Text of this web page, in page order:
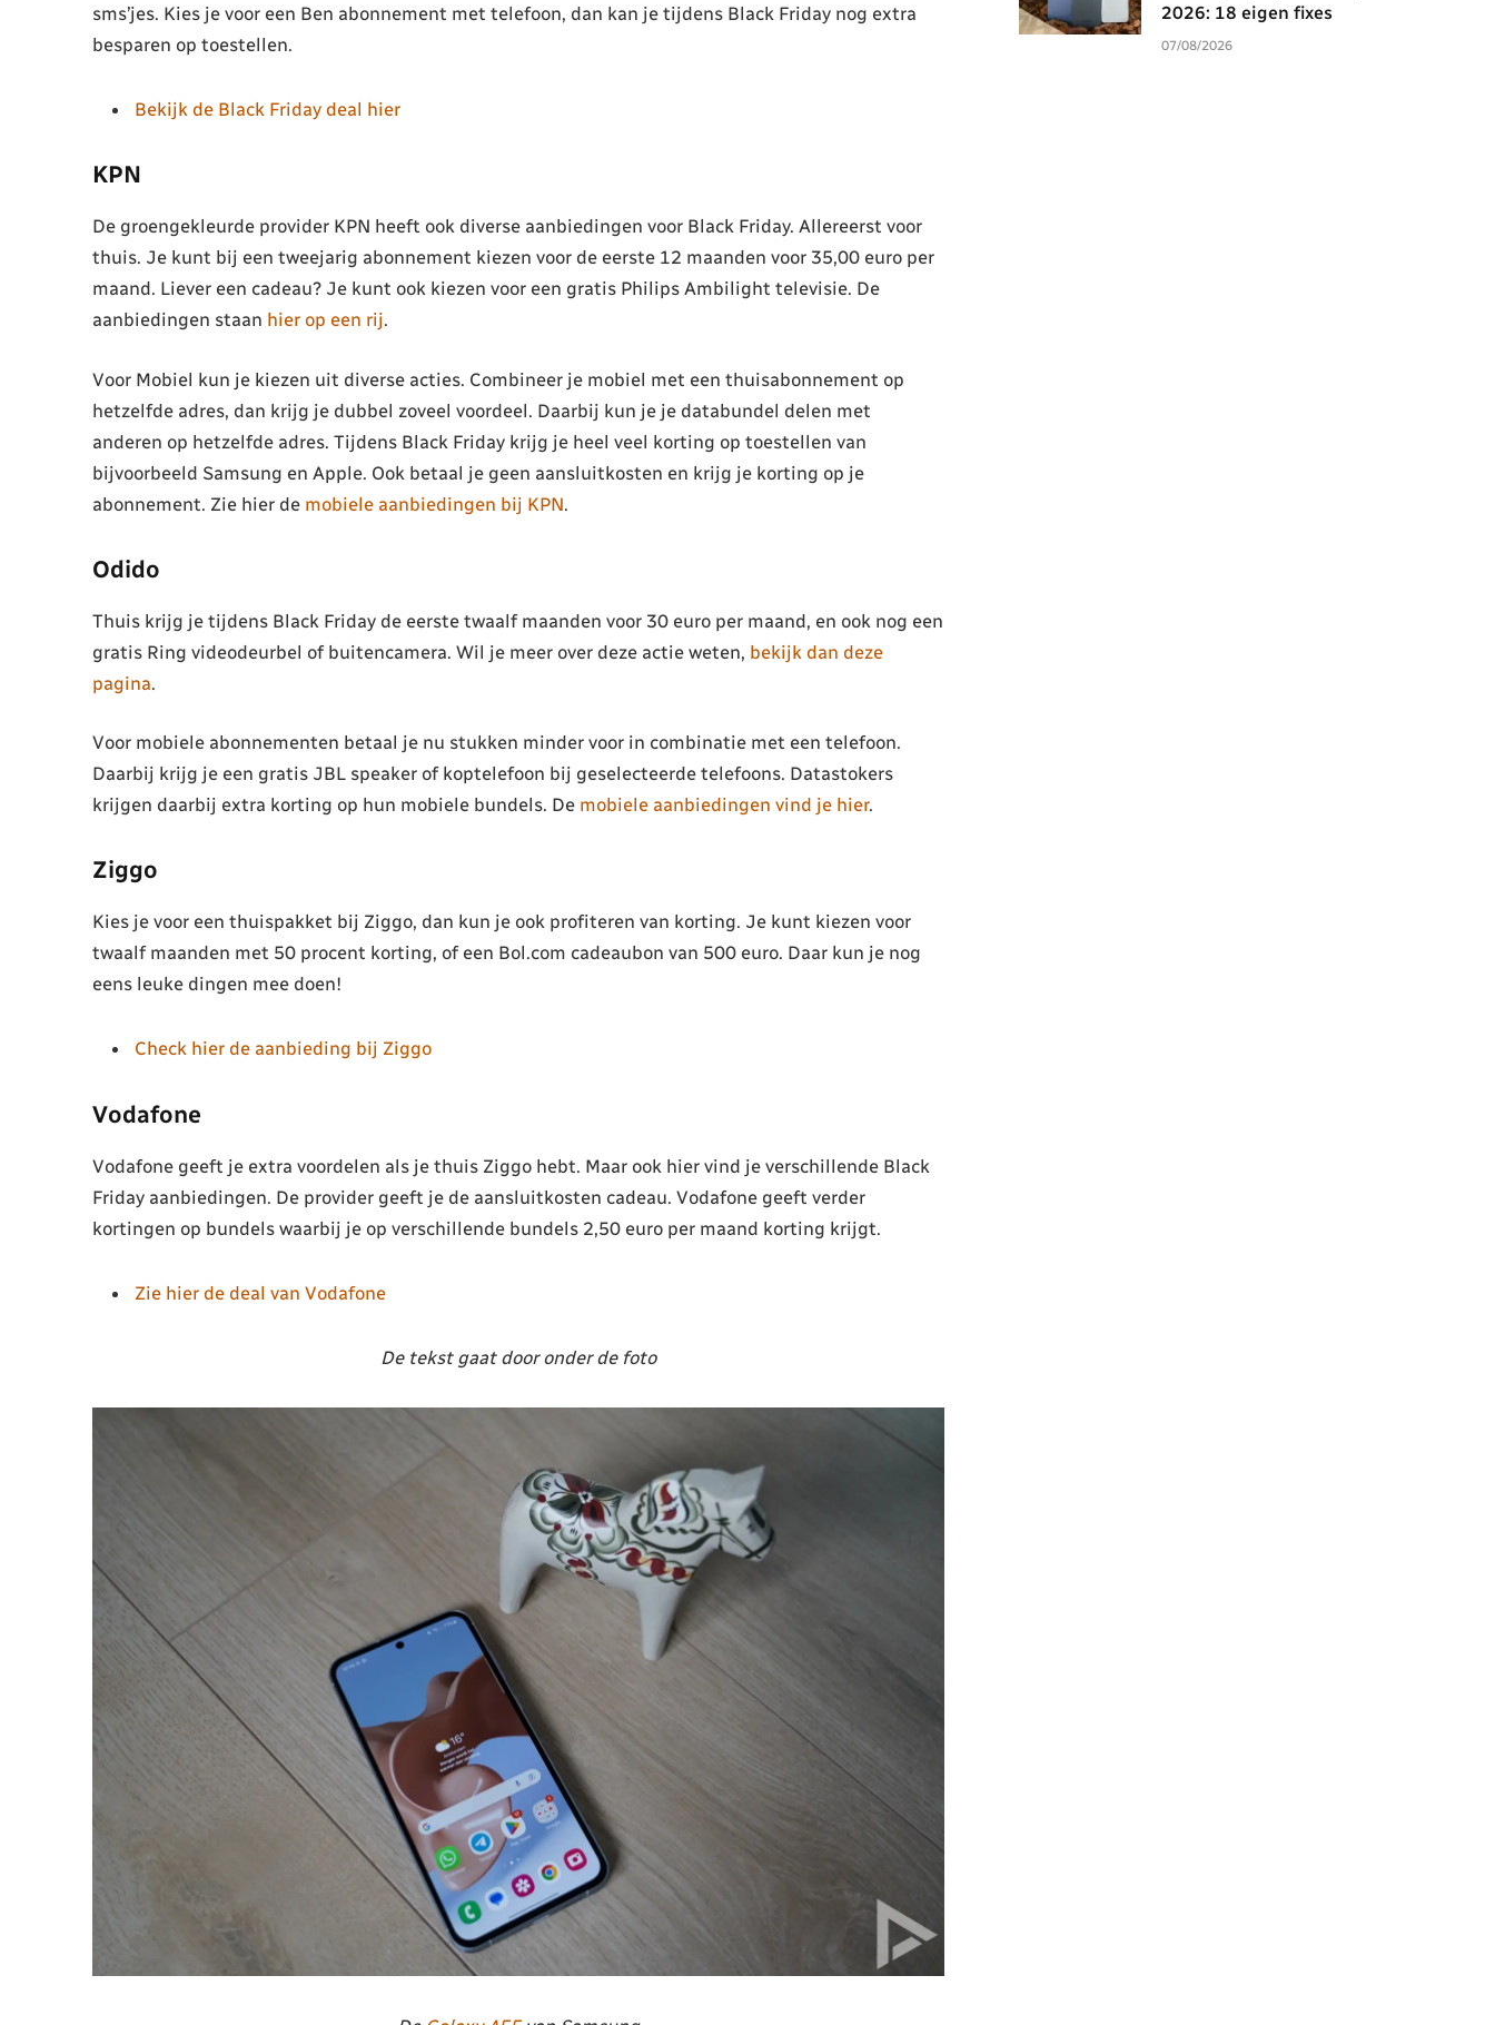
sms’jes. Kies je voor een Ben abonnement met telefoon, dan kan je tijdens Black Friday nog extra
besparen op toestellen.
Bekijk de Black Friday deal hier
KPN
De groengekleurde provider KPN heeft ook diverse aanbiedingen voor Black Friday. Allereerst voor
thuis. Je kunt bij een tweejarig abonnement kiezen voor de eerste 12 maanden voor 35,00 euro per
maand. Liever een cadeau? Je kunt ook kiezen voor een gratis Philips Ambilight televisie. De
aanbiedingen staan hier op een rij.
Voor Mobiel kun je kiezen uit diverse acties. Combineer je mobiel met een thuisabonnement op
hetzelfde adres, dan krijg je dubbel zoveel voordeel. Daarbij kun je je databundel delen met
anderen op hetzelfde adres. Tijdens Black Friday krijg je heel veel korting op toestellen van
bijvoorbeeld Samsung en Apple. Ook betaal je geen aansluitkosten en krijg je korting op je
abonnement. Zie hier de mobiele aanbiedingen bij KPN.
Odido
Thuis krijg je tijdens Black Friday de eerste twaalf maanden voor 30 euro per maand, en ook nog een
gratis Ring videodeurbel of buitencamera. Wil je meer over deze actie weten, bekijk dan deze
pagina.
Voor mobiele abonnementen betaal je nu stukken minder voor in combinatie met een telefoon.
Daarbij krijg je een gratis JBL speaker of koptelefoon bij geselecteerde telefoons. Datastokers
krijgen daarbij extra korting op hun mobiele bundels. De mobiele aanbiedingen vind je hier.
Ziggo
Kies je voor een thuispakket bij Ziggo, dan kun je ook profiteren van korting. Je kunt kiezen voor
twaalf maanden met 50 procent korting, of een Bol.com cadeaubon van 500 euro. Daar kun je nog
eens leuke dingen mee doen!
Check hier de aanbieding bij Ziggo
Vodafone
Vodafone geeft je extra voordelen als je thuis Ziggo hebt. Maar ook hier vind je verschillende Black
Friday aanbiedingen. De provider geeft je de aansluitkosten cadeau. Vodafone geeft verder
kortingen op bundels waarbij je op verschillende bundels 2,50 euro per maand korting krijgt.
Zie hier de deal van Vodafone
De tekst gaat door onder de foto
2026: 18 eigen fixes
07/08/2026